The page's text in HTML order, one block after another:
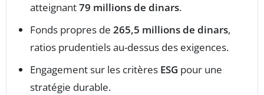
atteignant79 millions de dinars.
Fonds propres de 265,5 millions de dinars,
ratios prudentiels au-dessus des exigences.
Engagement sur les critères ESG pour une
stratégie durable.